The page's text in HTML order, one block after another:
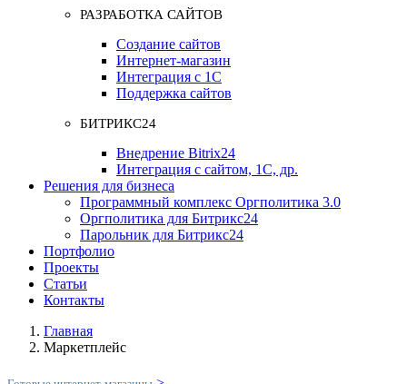
РАЗРАБОТКА САЙТОВ
Создание сайтов
Интернет-магазин
Интеграция с 1С
Поддержка сайтов
БИТРИКС24
Внедрение Bitrix24
Интеграция с сайтом, 1С, др.
Решения для бизнеса
Программный комплекс Оргполитика 3.0
Оргполитика для Битрикс24
Парольник для Битрикс24
Портфолио
Проекты
Статьи
Контакты
Главная
Маркетплейс